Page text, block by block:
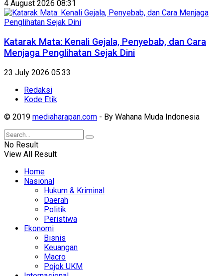
4 August 2026 08:31
Katarak Mata: Kenali Gejala, Penyebab, dan Cara
Menjaga Penglihatan Sejak Dini
23 July 2026 05:33
Redaksi
Kode Etik
© 2019 mediaharapan.com - By Wahana Muda Indonesia
No Result
View All Result
Home
Nasional
Hukum & Kriminal
Daerah
Politik
Peristiwa
Ekonomi
Bisnis
Keuangan
Macro
Pojok UKM